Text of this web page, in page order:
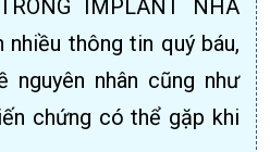
IMPLANT NHA
nhiều thông tin quý báu,
nguyên nhân cũng như
chứng có thể gặp khi